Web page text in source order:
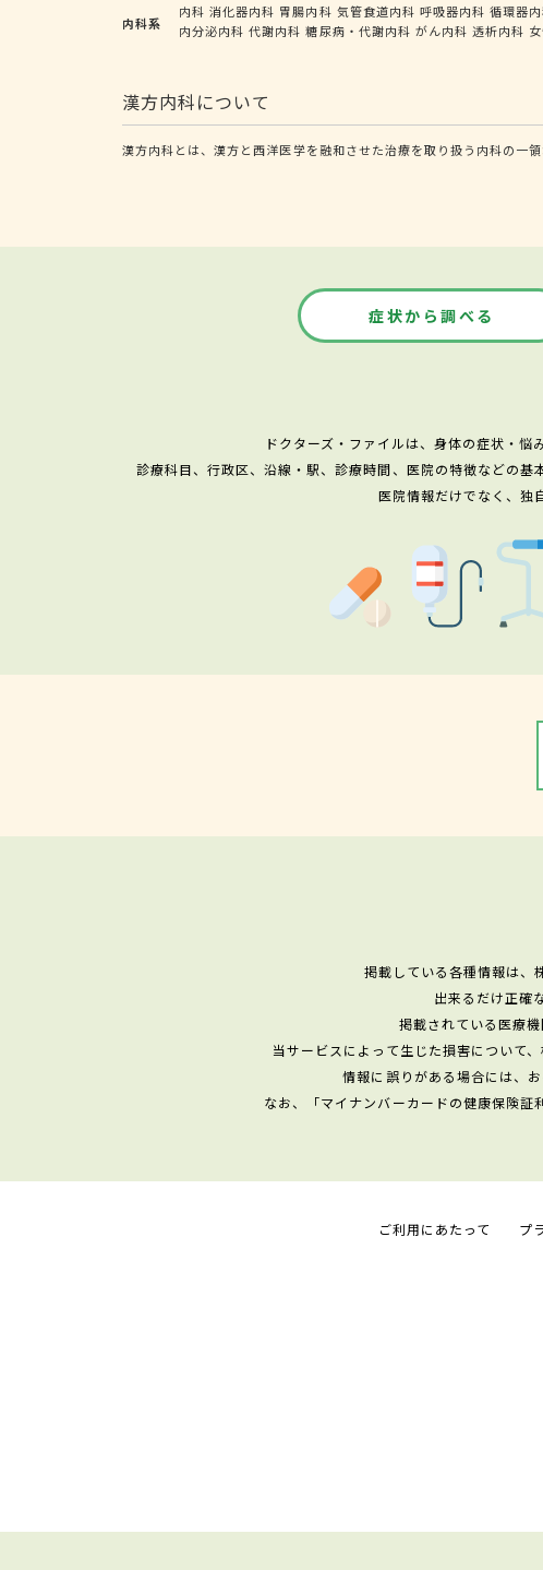
内科系
内科 消化器内科 胃腸内科 気管食道内科 呼吸器内科 循環器
内分泌内科 代謝内科 糖尿病・代謝内科 がん内科 透析内科
漢方内科について
漢方内科とは、漢方と西洋医学を融和させた治療を取り扱う内科の一領
症状から調べる
ドクターズ・ファイルは、身体の症状・
診療科目、行政区、沿線・駅、診療時間、医院の特徴などの
医院情報だけでなく、独
掲載している各種情報は、
出来るだけ正確
掲載されている医療
当サービスによって生じた損害について
情報に誤りがある場合には、
なお、「マイナンバーカードの健康保険証
ご利用にあたって プ